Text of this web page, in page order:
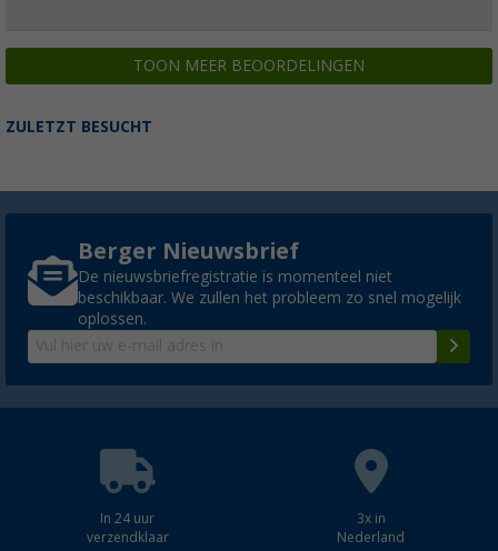
TOON MEER BEOORDELINGEN
ZULETZT BESUCHT
Berger Nieuwsbrief
De nieuwsbriefregistratie is momenteel niet
beschikbaar. We zullen het probleem zo snel mogelijk
oplossen.
In 24 uur
verzendklaar
3x in
Nederland